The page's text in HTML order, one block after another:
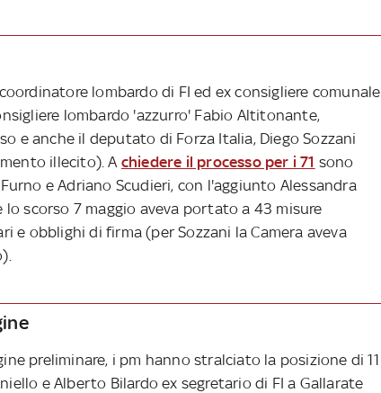
lombardo di FI ed ex consigliere comunale
lombardo 'azzurro' Fabio Altitonante,
e anche il deputato di Forza Italia, Diego Sozzani
illecito). A chiedere il processo per i 71 sono
e Adriano Scudieri, con l'aggiunto Alessandra
scorso 7 maggio aveva portato a 43 misure
e obblighi di firma (per Sozzani la Camera aveva
preliminare, i pm hanno stralciato la posizione di 11
e Alberto Bilardo ex segretario di FI a Gallarate